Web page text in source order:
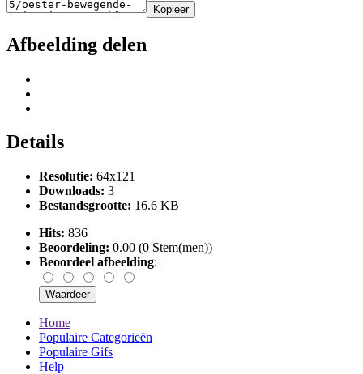
Kopieer
Afbeelding delen
Details
Resolutie: 64x121
Downloads: 3
Bestandsgrootte: 16.6 KB
Hits: 836
Beoordeling: 0.00 (0 Stem(men))
Beoordeel afbeelding:
Home
Populaire Categorieën
Populaire Gifs
Help